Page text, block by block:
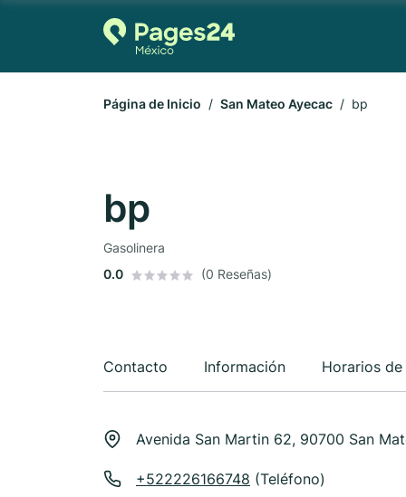
Página de Inicio San Mateo Ayecac bp
bp
Gasolinera
0.0
(0 Reseñas)
Contacto Información Horarios
Avenida San Martin 62, 90700 San
+522226166748 (Teléfono)